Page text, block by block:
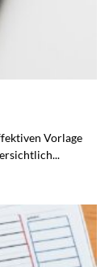
Vorlage